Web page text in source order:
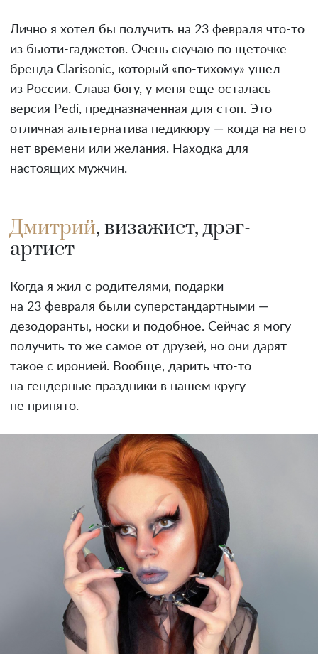
Лично я хотел бы получить на 23 февраля что-то
из бьюти-гаджетов. Очень скучаю по щеточке
бренда Clarisonic, который «по-тихому» ушел
из России. Слава богу, у меня еще осталась
версия Pedi, предназначенная для стоп. Это
отличная альтернатива педикюру — когда на него
нет времени или желания. Находка для
настоящих мужчин.
Дмитрий, визажист, дрэг-
артист
Когда я жил с родителями, подарки
на 23 февраля были суперстандартными —
дезодоранты, носки и подобное. Сейчас я могу
получить то же самое от друзей, но они дарят
такое с иронией. Вообще, дарить что-то
на гендерные праздники в нашем кругу
не принято.